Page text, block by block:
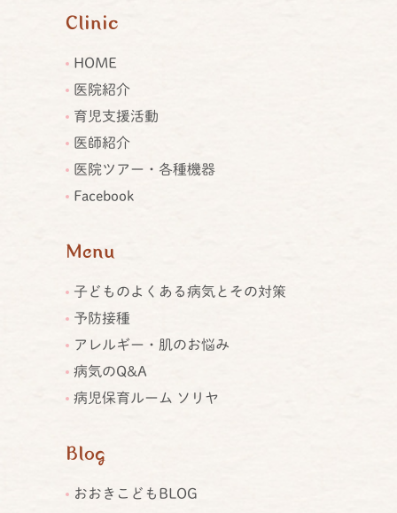
Clinic
HOME
医院紹介
育児支援活動
医師紹介
医院ツアー・各種機器
Facebook
Menu
子どものよくある病気とその対策
予防接種
アレルギー・肌のお悩み
病気のQ&A
病児保育ルーム ソリヤ
Blog
おおきこどもBLOG